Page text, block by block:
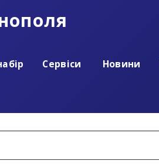
Сервіси Новини